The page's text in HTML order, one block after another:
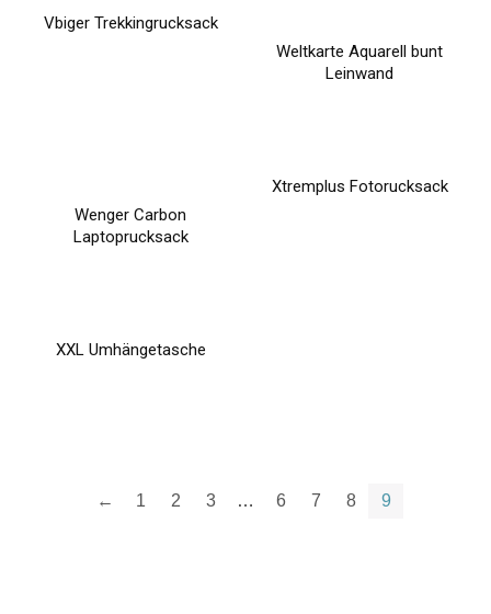
Vbiger Trekkingrucksack
Weltkarte Aquarell bunt
Leinwand
Wenger Carbon
Laptoprucksack
Xtremplus Fotorucksack
XXL Umhängetasche
← 1 2 3 … 6 7 8 9